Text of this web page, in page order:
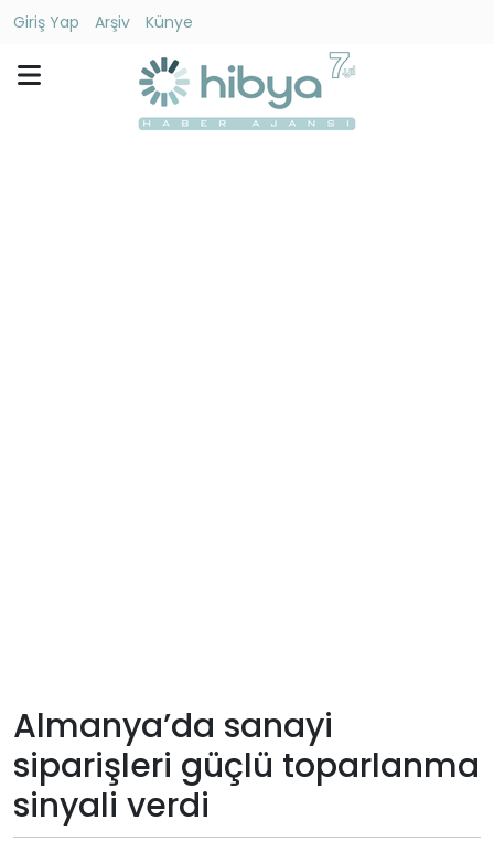
Giriş Yap Arşiv
Künye
Künye
Giriş
Yap
Almanya’da sanayi
siparişleri güçlü toparlanma
sinyali verdi